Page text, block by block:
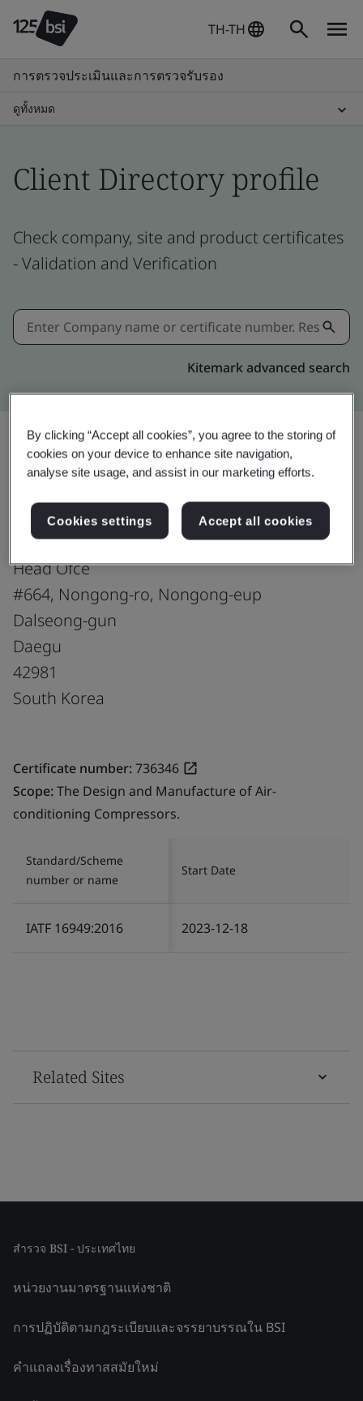
TH-TH
การตรวจประเมินและการตรวจรับรอง
ดูทั้งหมด
Client Directory profile
Check company, site and product certificates
- Validation and Verification
Kitemark advanced search
แชร์: อัปเกรด
ESTRA Automotive Systems Co.,Ltd.
Head Ofce
#664, Nongong-ro, Nongong-eup
Dalseong-gun
Daegu
42981
South Korea
Certificate number:736346
Scope:The Design and Manufacture of Air-
conditioning Compressors.
Standard/Scheme
number or name
Start Date
IATF 16949:2016 2023-12-18
Related Sites
สำรวจ BSI - ประเทศไทย
หน่วยงานมาตรฐานแห่งชาติ
การปฏิบัติตามกฎระเบียบและจรรยาบรรณใน BSI
คำแถลงเรื่องทาสสมัยใหม่
By clicking “Accept all cookies”, you agree to the storing of
cookies on your device to enhance site navigation,
analyse site usage, and assist in our marketing efforts.
Cookies settings Accept all cookies